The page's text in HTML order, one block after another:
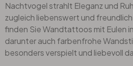
Nachtvogel strahlt Eleganz und
zugleich liebenswert und
finden Sie Wandtattoos mit Eulen
darunter auch farbenfrohe
besonders verspielt und liebevoll